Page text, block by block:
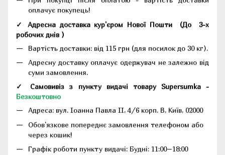
оплачує покупець!
✓ Адресна доставка кур'єром Нової Пошти (До 3-х
робочих днів )
Вартість доставки: від 115 грн (для посилок до 30 кг).
Адресну доставку оплачує одержувач не залежно від
суми замовлення.
✓ Самовивіз з пункту видачі товару Supersumka -
Безкоштовно
Адреса: вул. Іоанна Павла II, 4/6 корп. В, Київ, 02000
Обов'язкове попереднє замовлення телефоном або
через кошик!
Графік роботи пункту видачі: Будні: 11:00–18:00